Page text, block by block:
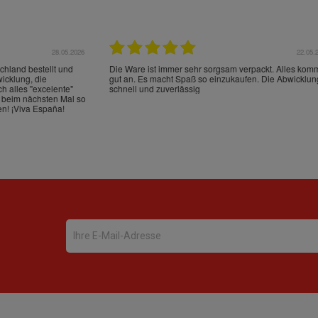
22.05.2026
und sehr gut
perfect service as always